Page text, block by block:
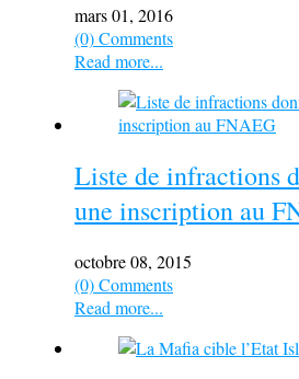
mars 01, 2016
(0) Comments
Read more...
Liste de infractions
une inscription au
octobre 08, 2015
(0) Comments
Read more...